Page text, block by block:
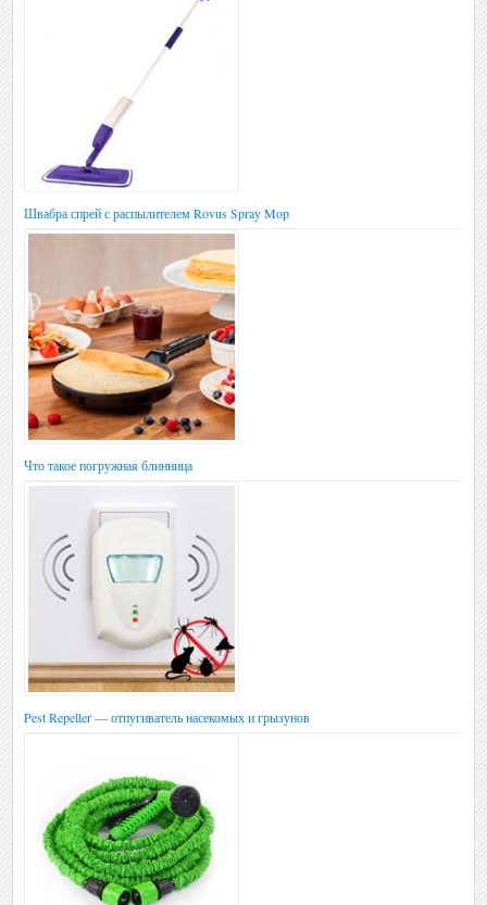
Швабра спрей с распылителем Rovus Spray Mop
Что такое погружная блинница
Pest Repeller — отпугиватель насекомых и грызунов